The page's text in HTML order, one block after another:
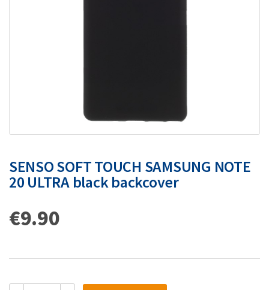
SENSO SOFT TOUCH SAMSUNG NOTE
20 ULTRA black backcover
€9.90